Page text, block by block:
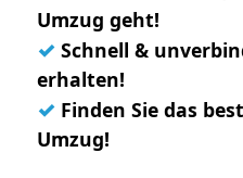
Umzug geht!
✓ Schnell &
erhalten!
✓ Finden Sie das
Umzug!